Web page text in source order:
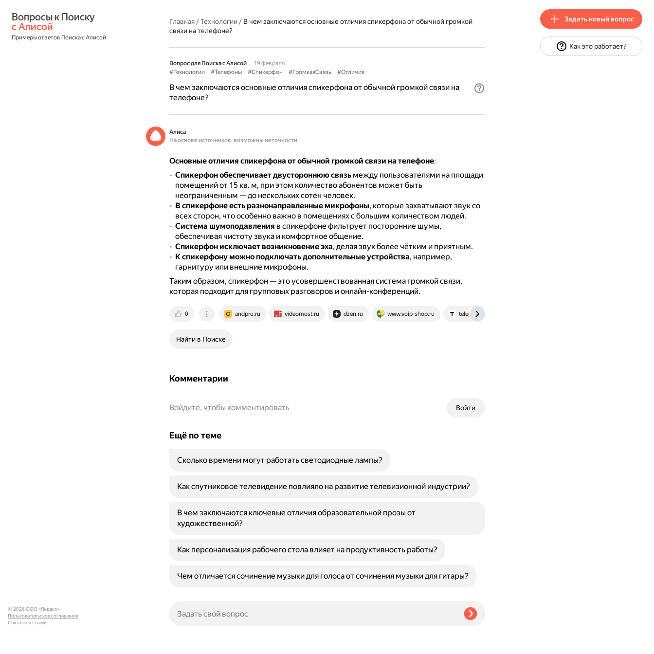
с Алисой
Примеры ответов Поиска с Алисой
Главная/Технологии/ В чем заключаются основные отличия спикерфона от обычной громкой
связи на телефоне?
Вопрос для Поиска с Алисой
19 февраля
#Технологии
#Телефоны #Спикерфон #ГромкаяСвязь #Отличия
В чем заключаются основные отличия спикерфона от обычной громкой связи на
телефоне?
Алиса
На основе источников, возможны неточности
Основные отличия спикерфона от обычной громкой связи на телефоне:
Спикерфон обеспечивает двустороннюю связьмежду пользователями на площади
помещений от 15 кв. м, при этом количество абонентов может быть
неограниченным — до нескольких сотен человек.
В спикерфоне есть разнонаправленные микрофоны, которые захватывают звук со
всех сторон, что особенно важно в помещениях с большим количеством людей.
Система шумоподавления в спикерфоне фильтрует посторонние шумы,
обеспечивая чистоту звука и комфортное общение.
Спикерфон исключает возникновение эха, делая звук более чётким и приятным.
К спикерфону можно подключать дополнительные устройства, например,
гарнитуру или внешние микрофоны.
Таким образом, спикерфон — это усовершенствованная система громкой связи,
которая подходит для групповых разговоров и онлайн-конференций.
0 andpro.ru videomost.ru dzen.ru www.voip-shop.ru telegra.ph
Найти в Поиске
Комментарии
Войти
Войдите, чтобы комментировать
Ещё по теме
Сколько времени могут работать светодиодные лампы?
Как спутниковое телевидение повлияло на развитие телевизионной индустрии?
В чем заключаются ключевые отличия образовательной прозы от
художественной?
Как персонализация рабочего стола влияет на продуктивность работы?
Чем отличается сочинение музыки для голоса от сочинения музыки для гитары?
© 2026 ООО «Яндекс»
Пользовательское соглашение
Связаться с нами
Задать новый вопрос
Как это работает?